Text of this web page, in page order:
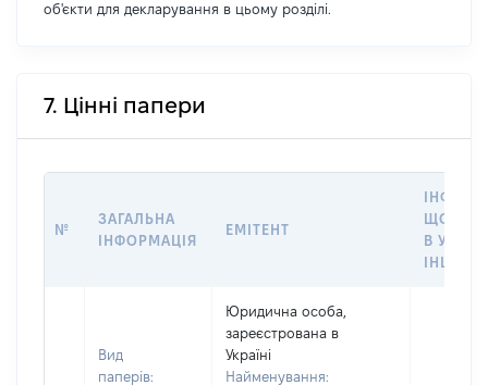
об'єкти для декларування в цьому розділі.
7. Цінні папери
№
ЗАГАЛЬНА
ІНФОРМАЦІЯ
ЕМІТЕНТ
ЩОДО
В
ІНШІЙ
Вид
паперів:
Юридична особа,
зареєстрована в
Україні
Найменування: